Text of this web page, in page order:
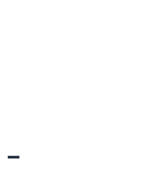
–